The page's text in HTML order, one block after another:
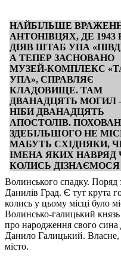
НАЙБІЛЬШЕ
АНТОНІВЦЯХ, ДЕ 1943
ДІЯВ ШТАБ УПА
А ТЕПЕР ЗАСНОВАНО
МУЗЕЙ-КОМПЛЕКС
УПА», СПРАВЛЯЄ
КЛАДОВИЩЕ. ТАМ
ДВАНАДЦЯТЬ МОГИЛ
НІБИ ДВАНАДЦЯТЬ
АПОСТОЛІВ.
ЗДЕБІЛЬШОГО НЕ
МАБУТЬ СХІДНЯКИ,
ІМЕНА ЯКИХ НАВРЯД
КОЛИСЬ ДІЗНАЄМОСЯ
Волинського спадку.
Данилів Град. Є тут крута
колись у цьому місці було
Волинсько-галицький
про народження свого сина
Данило Галицький. Власне,
місто.